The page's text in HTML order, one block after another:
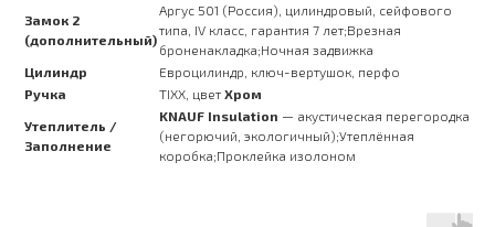
Замок 2
(дополнительный)
Аргус 501 (Россия), цилиндровый, сейфового
типа, IV класс, гарантия 7 лет;Врезная
броненакладка;Ночная задвижка
Цилиндр
Евроцилиндр, ключ-вертушок, перфо
Ручка
TIXX, цвет Хром
Утеплитель /
Заполнение
KNAUF Insulation — акустическая перегородка
(негорючий, экологичный);Утеплённая
коробка;Проклейка изолоном